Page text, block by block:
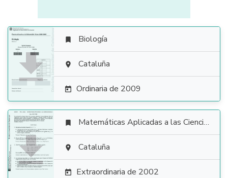

 Biología
 Cataluña
 Ordinaria de 2009

 Matemáticas Aplicadas a las Ciencias Sociales
 Cataluña
 Extraordinaria de 2002